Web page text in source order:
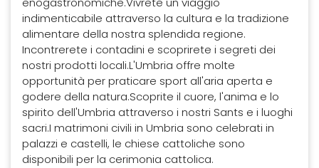
indimenticabile attraverso la cultura e la tradizione
alimentare della nostra splendida regione.
Incontrerete i contadini e scoprirete i segreti dei
nostri prodotti locali.L'Umbria offre molte
opportunità per praticare sport all'aria aperta e
godere della natura.Scoprite il cuore, l'anima e lo
spirito dell'Umbria attraverso i nostri Sants e i luoghi
sacri.I matrimoni civili in Umbria sono celebrati in
palazzi e castelli, le chiese cattoliche sono
disponibili per la cerimonia cattolica.